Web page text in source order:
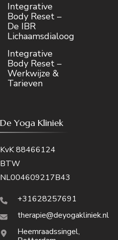
Integrative
Body Reset –
De IBR
Lichaamsdialoog
Integrative
Body Reset –
Werkwijze &
Tarieven
De Yoga Kliniek
KvK 88466124
BTW
NL004609217B43
+31628257691
therapie@deyogakliniek.nl
Heemraadssingel,